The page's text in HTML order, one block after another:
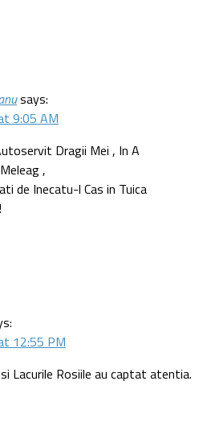
says:
9:05 AM
Dragii Mei , In A
,
de Inecatu-l Cas in Tuica
12:55 PM
Lacurile Rosiile au captat atentia.